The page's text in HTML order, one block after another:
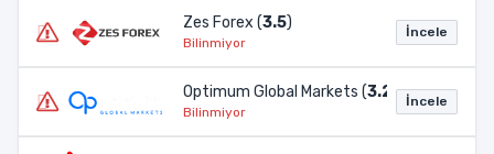
Zes Forex (3.5)
Bilinmiyor
İncele
Optimum Global Markets (3.2 )
Bilinmiyor
İncele